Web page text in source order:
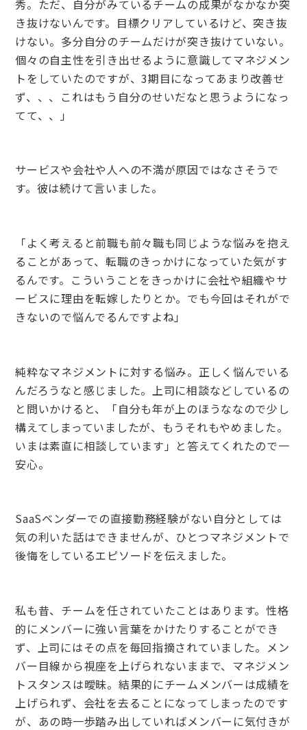
秀。ただ、自分がみているチームの成果がなかなか突
き抜けないんです。目標クリアしているけど、突き抜
けない。多分自分のチームだけが突き抜けていない。
個々の自主性を引き出せるように意識してマネジメン
トをしていたのですが、3期目になってあまり改善せ
ず、、、これはもう自分のせいだなと思うようになっ
てて、、」
サービスや会社や人への不満が原因ではなさそうで
す。彼は続けて言いました。
「よく考えると前職も前々職も同じような悩みを抱え
ることがあって、転職のきっかけになっていた気がす
るんです。こういうことをきっかけに会社や組織やサ
ービスに理由を転嫁したりとか。でも今回はそれがで
きないので悩んでるんですよね」
純粋なマネジメントに対する悩み。正しく悩んでいる
んだろうなと感じました。上司に相談などしているの
と問いかけると、「自分も年が上のほうななので少し
構えてしまっていましたが、もうそれもやめました。
いまは素直に相談しています」と答えてくれたので一
安心。
SaaSベンダーでの直接勤務経験がない自分としては
気の利いた話はできませんが、ひとつマネジメントで
後悔をしているエピソードを伝えました。
私も昔、チームを任されていたことはあります。性格
的にメンバーに強い言葉をかけたりすることができ
ず、上司にはその点を毎回指摘されていました。メン
バー目線から視座を上げられないままで、マネジメン
トスタンスは曖昧。結果的にチームメンバーは成績を
上げられず、会社を去ることになってしまったのです
が、あの時一歩踏み出していればメンバーに気付きが